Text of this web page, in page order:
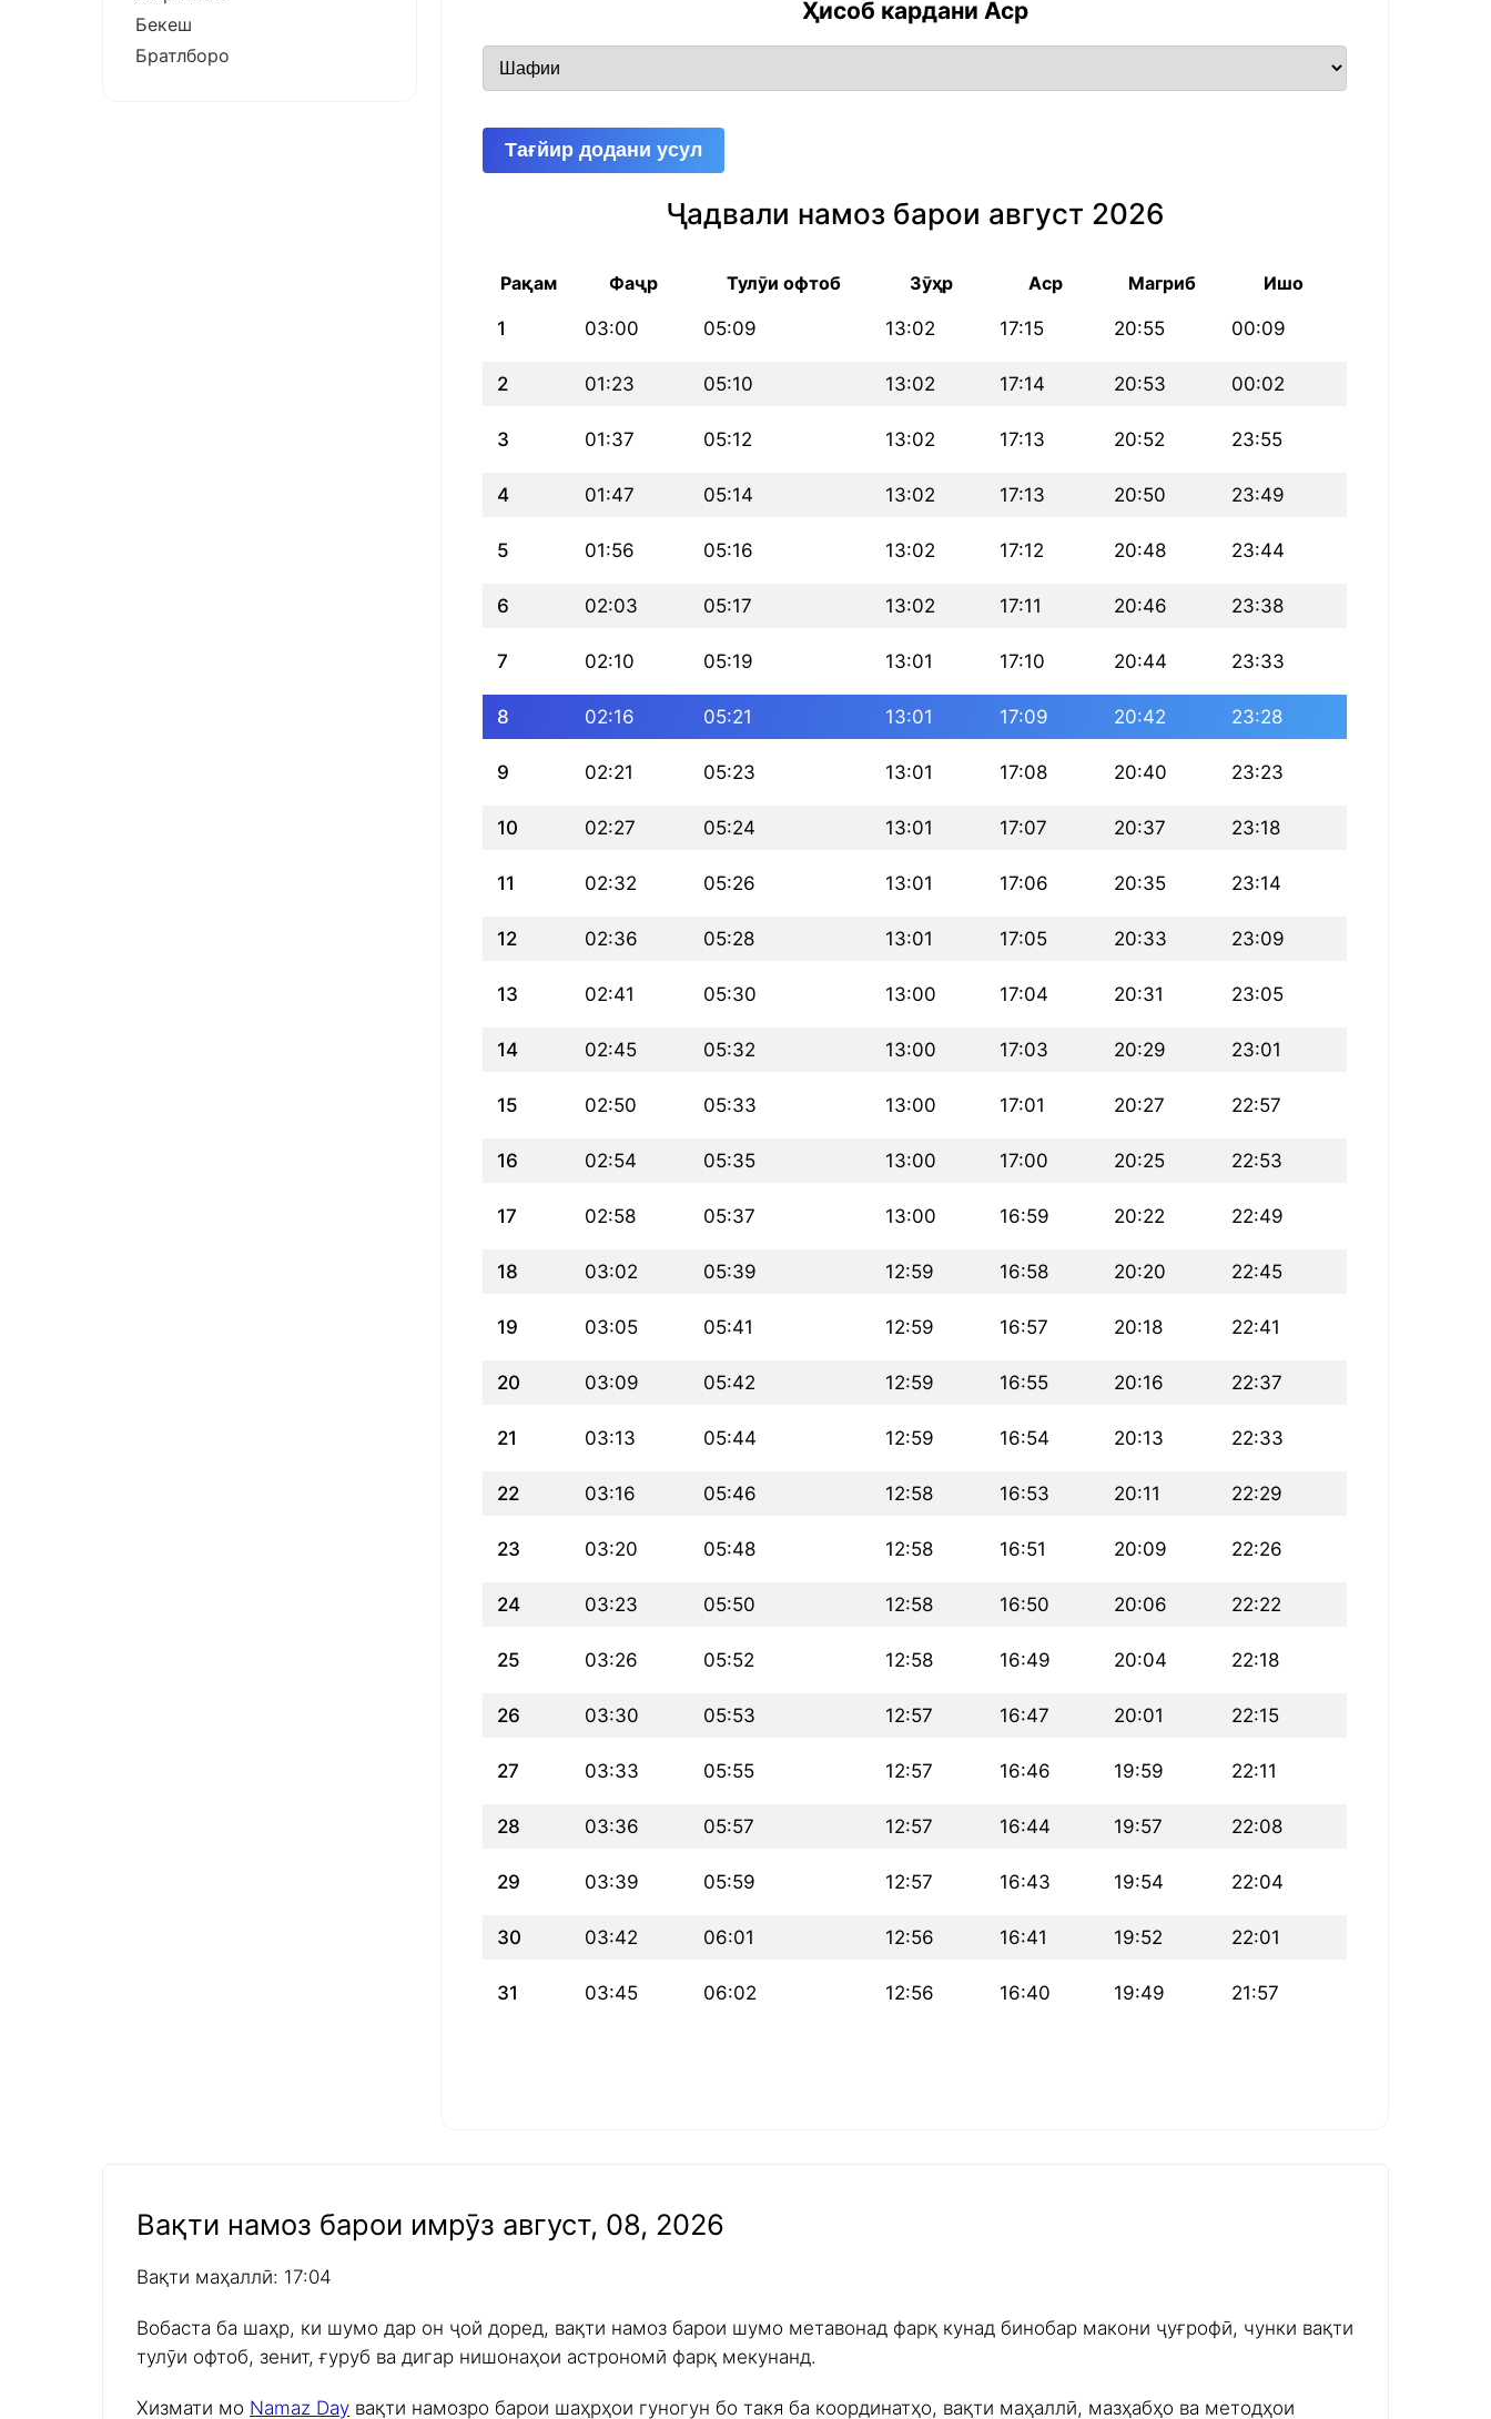
Ҳисоб кардани Аср
Тағйир додани усул
Ҷадвали намоз барои август 2026
Рақам Фаҷр Тулӯи офтоб Зӯҳр Аср Магриб Ишо
1 03:00 05:09 13:02 17:15 20:55 00:09
2 01:23 05:10 13:02 17:14 20:53 00:02
3 01:37 05:12 13:02 17:13 20:52 23:55
4 01:47 05:14 13:02 17:13 20:50 23:49
5 01:56 05:16 13:02 17:12 20:48 23:44
6 02:03 05:17 13:02 17:11 20:46 23:38
7 02:10 05:19 13:01 17:10 20:44 23:33
8 02:16 05:21 13:01 17:09 20:42 23:28
9 02:21 05:23 13:01 17:08 20:40 23:23
10 02:27 05:24 13:01 17:07 20:37 23:18
11 02:32 05:26 13:01 17:06 20:35 23:14
12 02:36 05:28 13:01 17:05 20:33 23:09
13 02:41 05:30 13:00 17:04 20:31 23:05
14 02:45 05:32 13:00 17:03 20:29 23:01
15 02:50 05:33 13:00 17:01 20:27 22:57
16 02:54 05:35 13:00 17:00 20:25 22:53
17 02:58 05:37 13:00 16:59 20:22 22:49
18 03:02 05:39 12:59 16:58 20:20 22:45
19 03:05 05:41 12:59 16:57 20:18 22:41
20 03:09 05:42 12:59 16:55 20:16 22:37
21 03:13 05:44 12:59 16:54 20:13 22:33
22 03:16 05:46 12:58 16:53 20:11 22:29
23 03:20 05:48 12:58 16:51 20:09 22:26
24 03:23 05:50 12:58 16:50 20:06 22:22
25 03:26 05:52 12:58 16:49 20:04 22:18
26 03:30 05:53 12:57 16:47 20:01 22:15
27 03:33 05:55 12:57 16:46 19:59 22:11
28 03:36 05:57 12:57 16:44 19:57 22:08
29 03:39 05:59 12:57 16:43 19:54 22:04
30 03:42 06:01 12:56 16:41 19:52 22:01
31 03:45 06:02 12:56 16:40 19:49 21:57
Бекеш
Братлборо
Вақти намоз барои имрӯз август, 08, 2026
Вақти маҳаллӣ: 17:04
Вобаста ба шаҳр, ки шумо дар он ҷой доред, вақти намоз барои шумо метавонад фарқ кунад бинобар макони ҷуғрофӣ, чунки вақти
тулӯи офтоб, зенит, ғуруб ва дигар нишонаҳои астрономӣ фарқ мекунанд.
Хизмати мо Namaz Day вақти намозро барои шаҳрҳои гуногун бо такя ба координатҳо, вақти маҳаллӣ, мазҳабҳо ва методҳои